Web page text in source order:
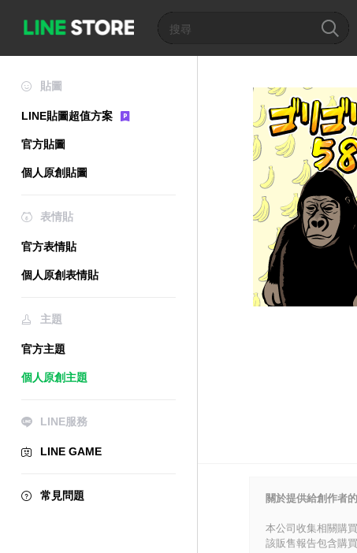
貼圖
LINE貼圖超值方案
官方貼圖
個人原創貼圖
表情貼
官方表情貼
個人原創表情貼
主題
官方主題
個人原創主題
LINE服務
LINE GAME
常見問題 關於提供給創作者
本公司收集相關購
該販售報告包含購